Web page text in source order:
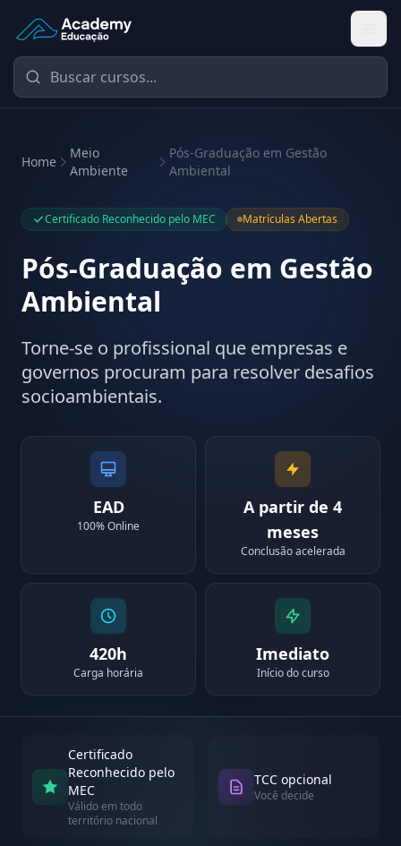
Academy Educação — Página Inicial
Home
Meio
Ambiente
Pós-Graduação em Gestão
Ambiental
Certificado Reconhecido pelo MEC Matrículas Abertas
Pós-Graduação em Gestão
Ambiental
Torne-se o profissional que empresas e
governos procuram para resolver desafios
socioambientais.
EAD
100% Online
A partir de 4
meses
Conclusão acelerada
420h
Carga horária
Imediato
Início do curso
Certificado
Reconhecido pelo
MEC
Válido em todo
território nacional
TCC opcional
Você decide